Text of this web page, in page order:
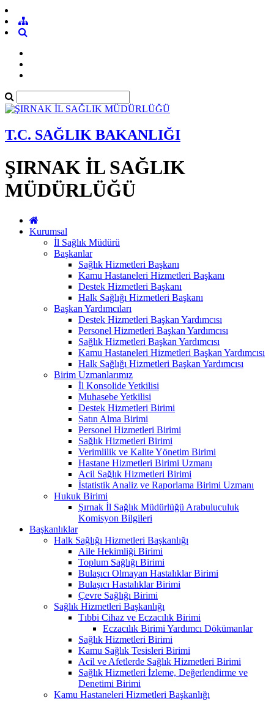
T.C. SAĞLIK BAKANLIĞI
ŞIRNAK İL SAĞLIK
MÜDÜRLÜĞÜ
Kurumsal
İl Sağlık Müdürü
Başkanlar
Sağlık Hizmetleri Başkanı
Kamu Hastaneleri Hizmetleri Başkanı
Destek Hizmetleri Başkanı
Halk Sağlığı Hizmetleri Başkanı
Başkan Yardımcıları
Destek Hizmetleri Başkan Yardımcısı
Personel Hizmetleri Başkan Yardımcısı
Sağlık Hizmetleri Başkan Yardımcısı
Kamu Hastaneleri Hizmetleri Başkan Yardımcısı
Halk Sağlığı Hizmetleri Başkan Yardımcısı
Birim Uzmanlarımız
İl Konsolide Yetkilisi
Muhasebe Yetkilisi
Destek Hizmetleri Birimi
Satın Alma Birimi
Personel Hizmetleri Birimi
Sağlık Hizmetleri Birimi
Verimlilik ve Kalite Yönetim Birimi
Hastane Hizmetleri Birimi Uzmanı
Acil Sağlık Hizmetleri Birimi
İstatistik Analiz ve Raporlama Birimi Uzmanı
Hukuk Birimi
Şırnak İl Sağlık Müdürlüğü Arabuluculuk
Komisyon Bilgileri
Başkanlıklar
Halk Sağlığı Hizmetleri Başkanlığı
Aile Hekimliği Birimi
Toplum Sağlığı Birimi
Bulaşıcı Olmayan Hastalıklar Birimi
Bulaşıcı Hastalıklar Birimi
Çevre Sağlığı Birimi
Sağlık Hizmetleri Başkanlığı
Tıbbi Cihaz ve Eczacılık Birimi
Eczacılık Birimi Yardımcı Dökümanlar
Sağlık Hizmetleri Birimi
Kamu Sağlık Tesisleri Birimi
Acil ve Afetlerde Sağlık Hizmetleri Birimi
Sağlık Hizmetleri İzleme, Değerlendirme ve
Denetimi Birimi
Kamu Hastaneleri Hizmetleri Başkanlığı